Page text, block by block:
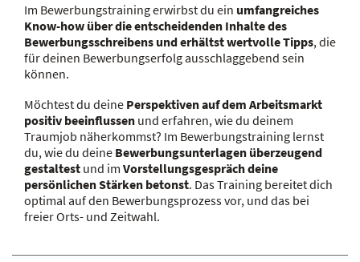
Im Bewerbungstraining erwirbst du ein umfangreiches
Know-how über die entscheidenden Inhalte des
Bewerbungsschreibens und erhältst wertvolle Tipps, die
für deinen Bewerbungserfolg ausschlaggebend sein
können.
Möchtest du deine Perspektiven auf dem Arbeitsmarkt
positiv beeinflussen und erfahren, wie du deinem
Traumjob näherkommst? Im Bewerbungstraining lernst
du, wie du deine Bewerbungsunterlagen überzeugend
gestaltest und im Vorstellungsgespräch deine
persönlichen Stärken betonst. Das Training bereitet dich
optimal auf den Bewerbungsprozess vor, und das bei
freier Orts- und Zeitwahl.